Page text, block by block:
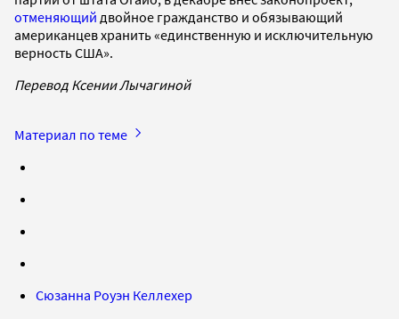
отменяющий двойное гражданство и обязывающий
американцев хранить «единственную и исключительную
верность США».
Перевод Ксении Лычагиной
Материал по теме
Сюзанна Роуэн Келлехер